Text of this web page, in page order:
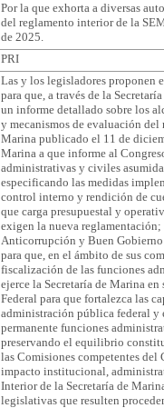
Por la que exhorta a diversas
del reglamento interior de la
de 2025.
PRI
Las y los legisladores proponen
para que, a través de la
un informe detallado sobre los
y mecanismos de evaluación
Marina publicado el 11 de
Marina a que informe al
administrativas y civiles
especificando las medidas
control interno y rendición de
que carga presupuestal y
exigen la nueva
Anticorrupción y Buen
para que, en el ámbito de sus
fiscalización de las funciones
ejerce la Secretaría de Marina
Federal para que fortalezca las
administración pública federal y
permanente funciones
preservando el equilibrio
las Comisiones competentes del
impacto institucional,
Interior de la Secretaría de
legislativas que resulten